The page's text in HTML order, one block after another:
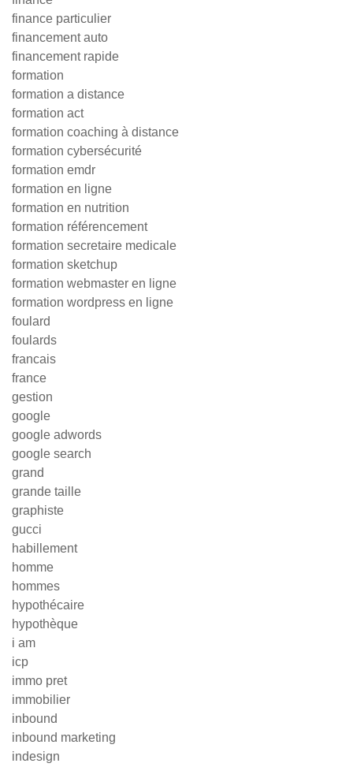
finance particulier
financement auto
financement rapide
formation
formation a distance
formation act
formation coaching à distance
formation cybersécurité
formation emdr
formation en ligne
formation en nutrition
formation référencement
formation secretaire medicale
formation sketchup
formation webmaster en ligne
formation wordpress en ligne
foulard
foulards
francais
france
gestion
google
google adwords
google search
grand
grande taille
graphiste
gucci
habillement
homme
hommes
hypothécaire
hypothèque
i am
icp
immo pret
immobilier
inbound
inbound marketing
indesign